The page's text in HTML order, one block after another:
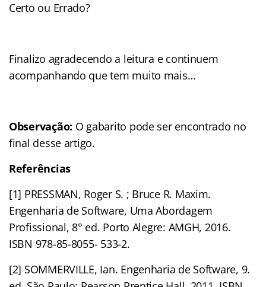
Certo ou Errado?
Finalizo agradecendo a leitura e continuem
acompanhando que tem muito mais…
Observação: O gabarito pode ser encontrado no
final desse artigo.
Referências
[1] PRESSMAN, Roger S. ; Bruce R. Maxim.
Engenharia de Software, Uma Abordagem
Profissional, 8° ed. Porto Alegre: AMGH, 2016.
ISBN 978-85-8055- 533-2.
[2] SOMMERVILLE, Ian. Engenharia de Software, 9.